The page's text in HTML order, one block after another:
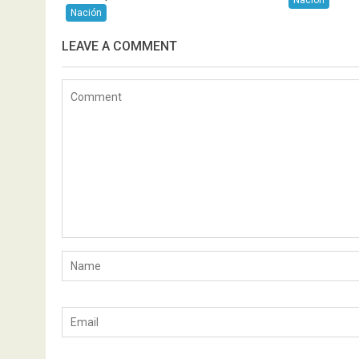
Nación
LEAVE A COMMENT